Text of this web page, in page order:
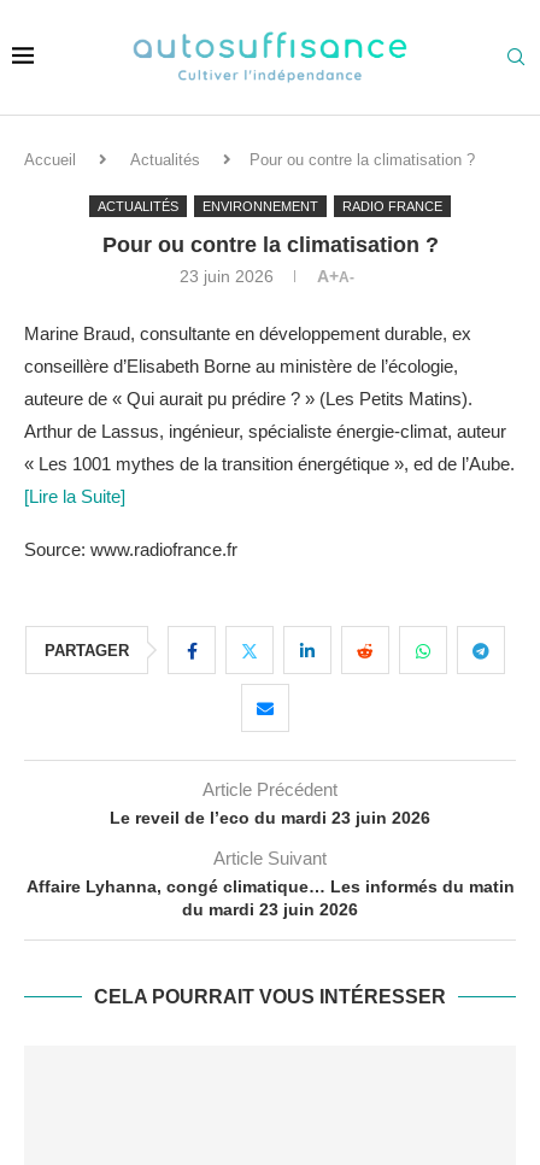
Accueil Actualités Pour ou contre la climatisation ?
ACTUALITÉS ENVIRONNEMENT RADIO FRANCE
Pour ou contre la climatisation ?
23 juin 2026 A+A-
Marine Braud, consultante en développement durable, ex
conseillère d’Elisabeth Borne au ministère de l’écologie,
auteure de « Qui aurait pu prédire ? » (Les Petits Matins).
Arthur de Lassus, ingénieur, spécialiste énergie-climat, auteur
« Les 1001 mythes de la transition énergétique », ed de l’Aube.
[Lire la Suite]
Source: www.radiofrance.fr
PARTAGER
Article Précédent
Le reveil de l’eco du mardi 23 juin 2026
Article Suivant
Affaire Lyhanna, congé climatique… Les informés du matin
du mardi 23 juin 2026
CELA POURRAIT VOUS INTÉRESSER